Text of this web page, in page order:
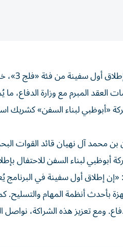
احتفلت
العقد المبرم مع وزارة
«أبوظبي لبناء السفن» كشريك
آل نهيان قائد القوات
لبناء السفن للاحتفال
إطلاق أول سفينة في البرنامج
بأحدث أنظمة المهام والتسليح.
ومع تعزيز هذه الشراكة،